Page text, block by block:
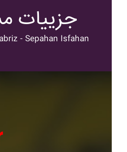
جزییات
- Sepahan Isfahan